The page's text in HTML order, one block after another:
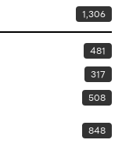
1,306
481
317
508
848